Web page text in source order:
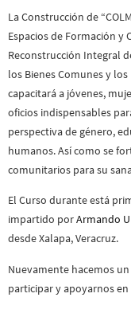
La Construcción de
Espacios de Formación y
Reconstrucción Integral
los Bienes Comunes y
capacitará a jóvenes,
oficios indispensables
perspectiva de género,
humanos. Así como se
comunitarios para su
El Curso durante está
impartido porArmando
desde Xalapa, Veracruz.
Nuevamente hacemos
participar y apoyarnos